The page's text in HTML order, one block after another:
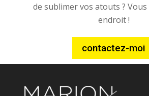
de sublimer vos atouts ?
endroit !
contactez-moi